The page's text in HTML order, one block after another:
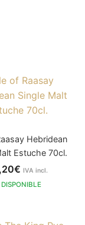
Hebridean
Estuche 70cl.
IVA incl.
DISPONIBLE